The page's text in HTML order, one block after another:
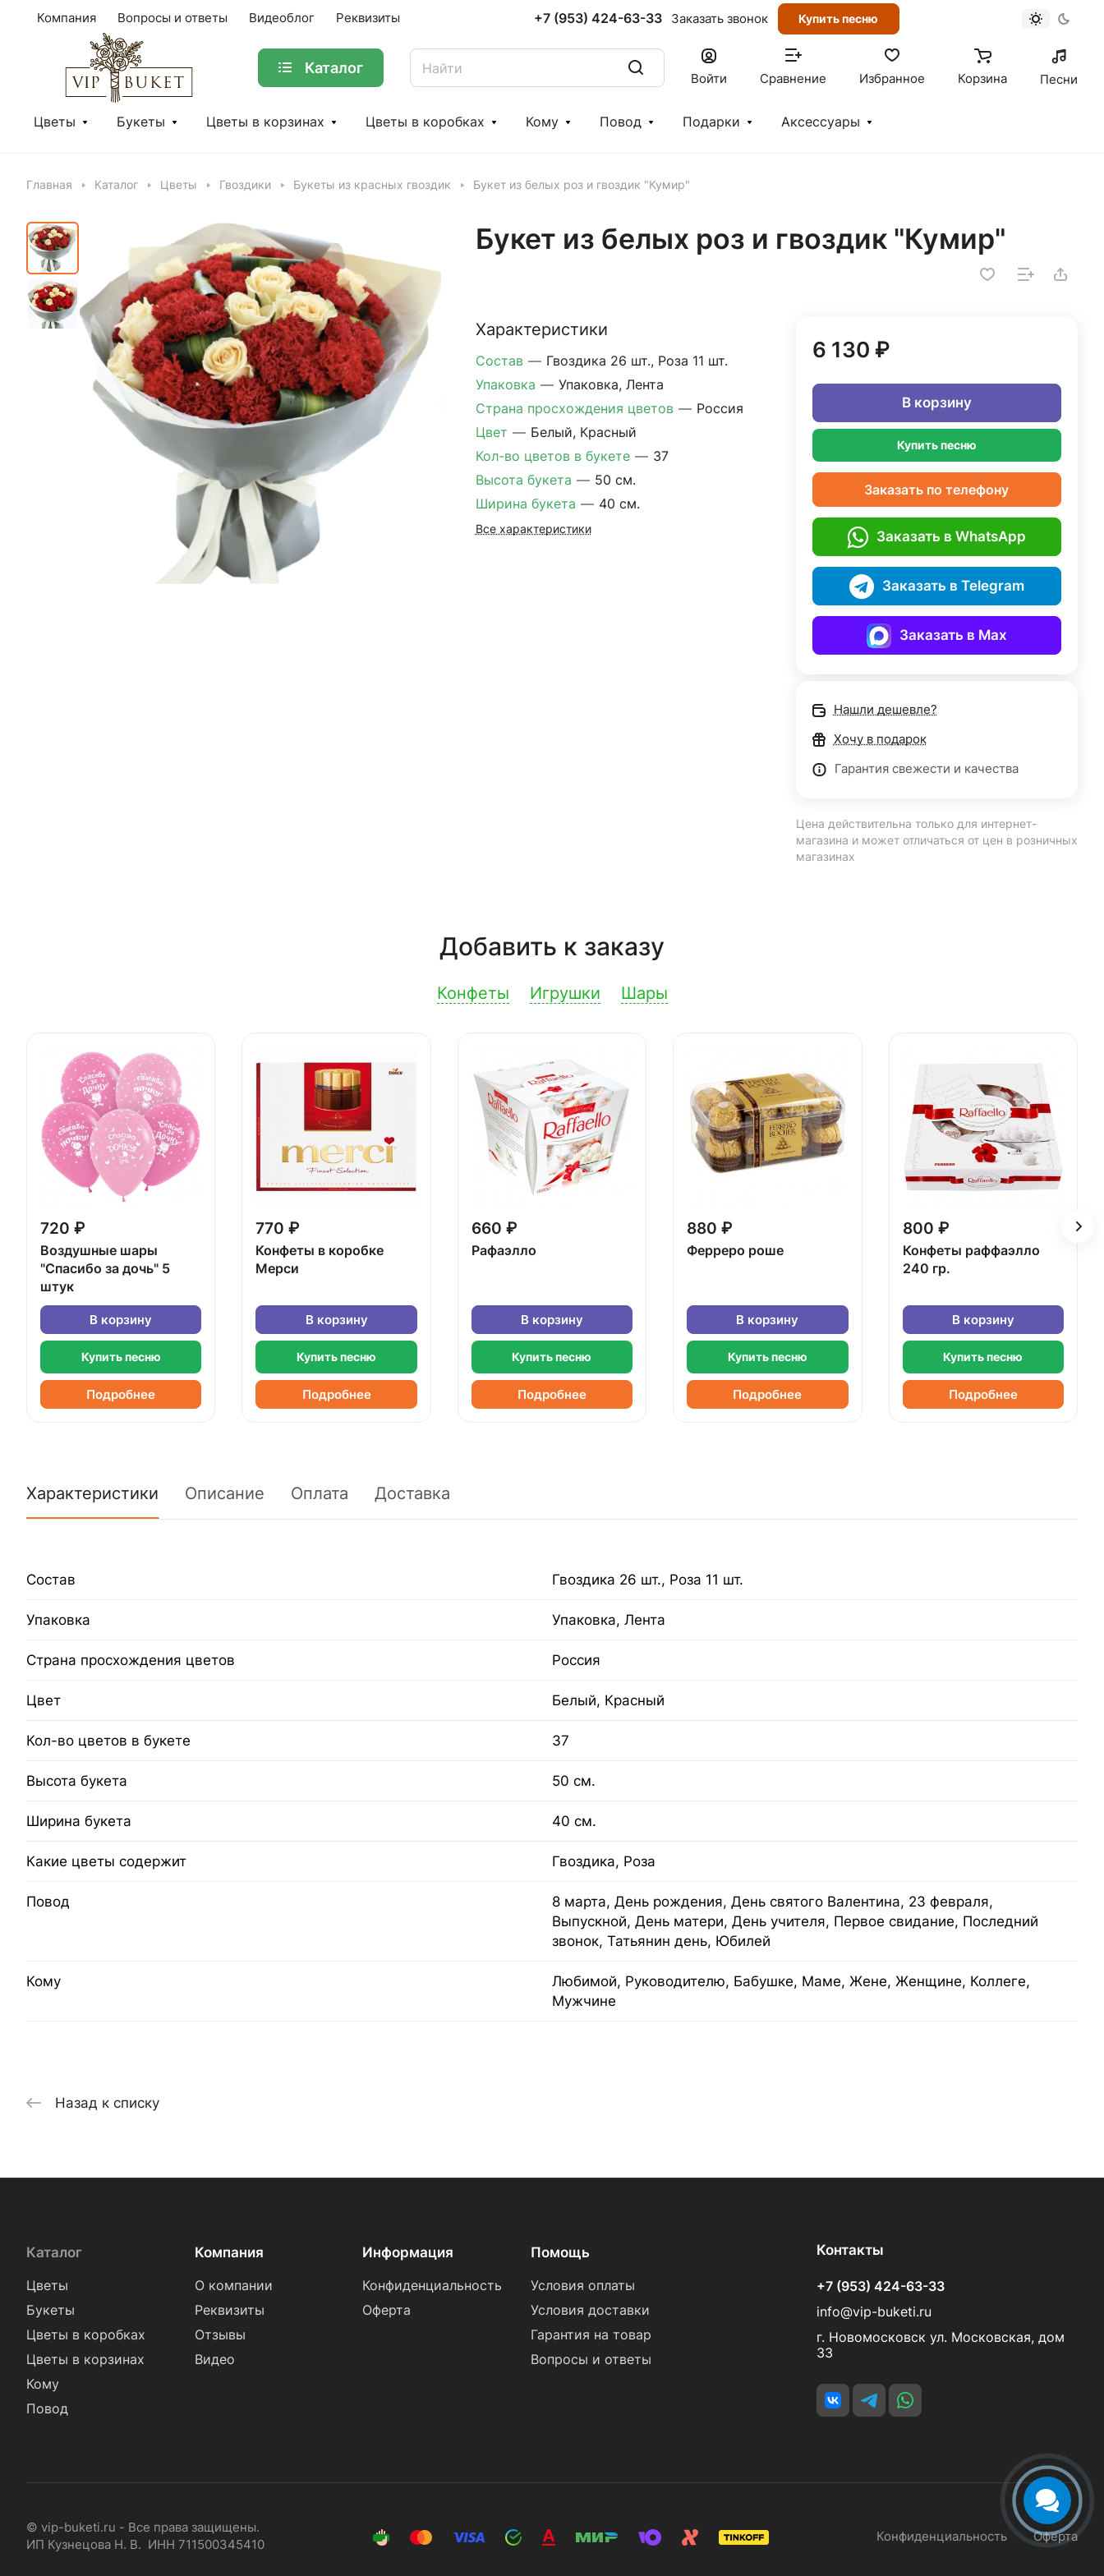
Компания Вопросы и ответы Видеоблог Реквизиты +7 (953) 424-63-33 Заказать звонок Купить песню
Каталог
Войти Сравнение Избранное Корзина Песни
Цветы Букеты Цветы в корзинах Цветы в коробках Кому Повод Подарки Аксессуары
Главная Каталог Цветы Гвоздики Букеты из красных гвоздик Букет из белых роз и гвоздик "Кумир"
Букет из белых роз и гвоздик "Кумир"
Характеристики
Состав — Гвоздика 26 шт., Роза 11 шт.
Упаковка — Упаковка, Лента
Страна просхождения цветов — Россия
Цвет — Белый, Красный
Кол-во цветов в букете — 37
Высота букета — 50 см.
Ширина букета — 40 см.
Все характеристики
6 130 ₽
В корзину
Купить песню
Заказать по телефону
Заказать в WhatsApp
Заказать в Telegram
Заказать в Max
Нашли дешевле?
Хочу в подарок
Гарантия свежести и качества
Цена действительна только для интернет-
магазина и может отличаться от цен в розничных
магазинах
Добавить к заказу
Конфеты Игрушки Шары
720 ₽
Воздушные шары
"Спасибо за дочь" 5
штук
В корзину
Купить песню
Подробнее
770 ₽
Конфеты в коробке
Мерси
В корзину
Купить песню
Подробнее
660 ₽
Рафаэлло
В корзину
Купить песню
Подробнее
880 ₽
Ферреро роше
В корзину
Купить песню
Подробнее
800 ₽
Конфеты раффаэлло
240 гр.
В корзину
Купить песню
Подробнее
Характеристики Описание Оплата Доставка
Состав Гвоздика 26 шт., Роза 11 шт.
Упаковка Упаковка, Лента
Страна просхождения цветов Россия
Цвет Белый, Красный
Кол-во цветов в букете 37
Высота букета 50 см.
Ширина букета 40 см.
Какие цветы содержит Гвоздика, Роза
Повод
8 марта, День рождения, День святого Валентина, 23 февраля,
Выпускной, День матери, День учителя, Первое свидание, Последний
звонок, Татьянин день, Юбилей
Кому
Любимой, Руководителю, Бабушке, Маме, Жене, Женщине, Коллеге,
Мужчине
Назад к списку
Каталог
Цветы
Букеты
Цветы в коробках
Цветы в корзинах
Кому
Повод
Компания
О компании
Реквизиты
Отзывы
Видео
Информация
Конфиденциальность
Оферта
Помощь
Условия оплаты
Условия доставки
Гарантия на товар
Вопросы и ответы
Контакты
+7 (953) 424-63-33
info@vip-buketi.ru
г. Новомосковск ул. Московская, дом
33
© vip-buketi.ru - Все права защищены.
ИП Кузнецова Н. В. ИНН 711500345410
Конфиденциальность Оферта